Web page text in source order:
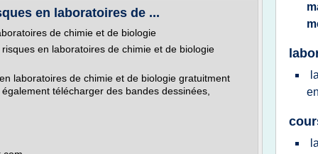
en laboratoires de ...
de chimie et de biologie
en laboratoires de chimie et de biologie
laboratoires de chimie et de biologie gratuitment
télécharger des bandes dessinées,